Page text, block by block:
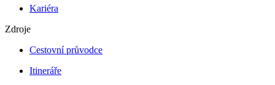
Kariéra
Zdroje
Cestovní průvodce
Itineráře